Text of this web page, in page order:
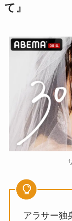
て』
アラサー独